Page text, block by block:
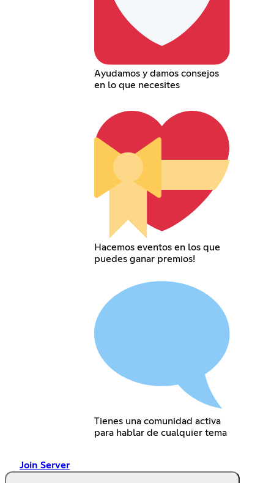
Ayudamos y damos consejos
en lo que necesites
Hacemos eventos en los que
puedes ganar premios!
Tienes una comunidad activa
para hablar de cualquier tema
Join Server